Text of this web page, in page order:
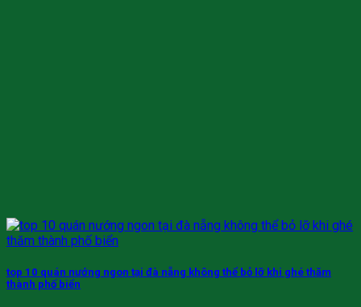
top 10 quán nướng ngon tại đà nẵng không thể bỏ lỡ khi ghé thăm
thành phố biển